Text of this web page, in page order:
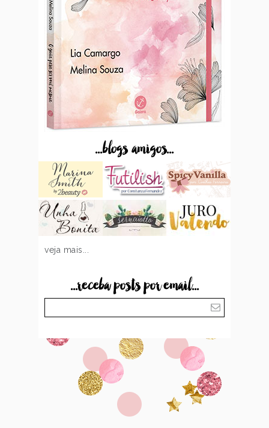
...blogs amigos...
veja mais...
...receba posts por email...